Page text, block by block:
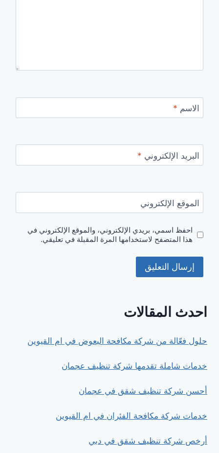
الاسم *
البريد الإلكتروني *
الموقع الإلكتروني
احفظ اسمي، بريدي الإلكتروني، والموقع الإلكتروني في
هذا المتصفح لاستخدامها المرة المقبلة في تعليقي.
احدث المقالات
حلول فعّالة من شركة مكافحة البعوض في ام القيوين
خدمات شاملة تقدمها شركة تنظيف عجمان
أحسن شركة تنظيف شقق في عجمان
خدمات شركة مكافحة الفئران في ام القيوين
أرخص شركة تنظيف شقق في دبي